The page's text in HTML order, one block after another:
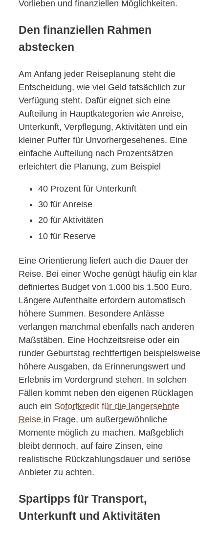
Vorlieben und finanziellen Möglichkeiten.
Den finanziellen Rahmen
abstecken
Am Anfang jeder Reiseplanung steht die
Entscheidung, wie viel Geld tatsächlich zur
Verfügung steht. Dafür eignet sich eine
Aufteilung in Hauptkategorien wie Anreise,
Unterkunft, Verpflegung, Aktivitäten und ein
kleiner Puffer für Unvorhergesehenes. Eine
einfache Aufteilung nach Prozentsätzen
erleichtert die Planung, zum Beispiel
40 Prozent für Unterkunft
30 für Anreise
20 für Aktivitäten
10 für Reserve
Eine Orientierung liefert auch die Dauer der
Reise. Bei einer Woche genügt häufig ein klar
definiertes Budget von 1.000 bis 1.500 Euro.
Längere Aufenthalte erfordern automatisch
höhere Summen. Besondere Anlässe
verlangen manchmal ebenfalls nach anderen
Maßstäben. Eine Hochzeitsreise oder ein
runder Geburtstag rechtfertigen beispielsweise
höhere Ausgaben, da Erinnerungswert und
Erlebnis im Vordergrund stehen. In solchen
Fällen kommt neben den eigenen Rücklagen
auch ein Sofortkredit für die langersehnte
Reise in Frage, um außergewöhnliche
Momente möglich zu machen. Maßgeblich
bleibt dennoch, auf faire Zinsen, eine
realistische Rückzahlungsdauer und seriöse
Anbieter zu achten.
Spartipps für Transport,
Unterkunft und Aktivitäten